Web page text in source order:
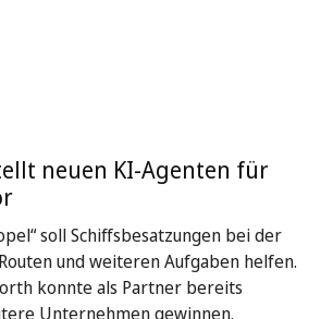
neuen KI-Agenten für
soll Schiffsbesatzungen bei der
und weiteren Aufgaben helfen.
konnte als Partner bereits
Unternehmen gewinnen.